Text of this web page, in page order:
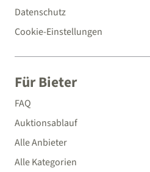
Datenschutz
Cookie-Einstellungen
Für Bieter
FAQ
Auktionsablauf
Alle Anbieter
Alle Kategorien